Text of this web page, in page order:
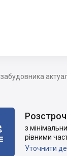
забудовника
з
рівними
Уточнити